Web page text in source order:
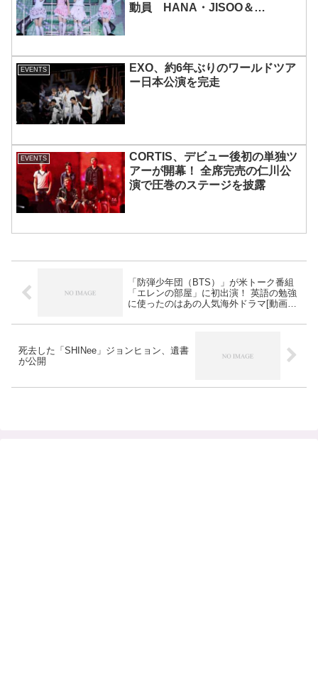
動員 HANA・JISOO＆
EVENTS
EXO、約6年ぶりのワールドツア
ー日本公演を完走
EVENTS
CORTIS、デビュー後初の単独ツ
アーが開幕！ 全席完売の仁川公
演で圧巻のステージを披露
「防弾少年団（BTS）」が米トーク番組
「エレンの部屋」に初出演！ 英語の勉強
に使ったのはあの人気海外ドラマ[動画あ
死去した「SHINee」ジョンヒョン、遺書
が公開